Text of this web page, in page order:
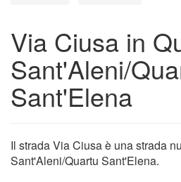
Via Ciusa in
Sant'Aleni/
Sant'Elena
Il strada Via Ciusa è una strada
Sant'Aleni/Quartu Sant'Elena.